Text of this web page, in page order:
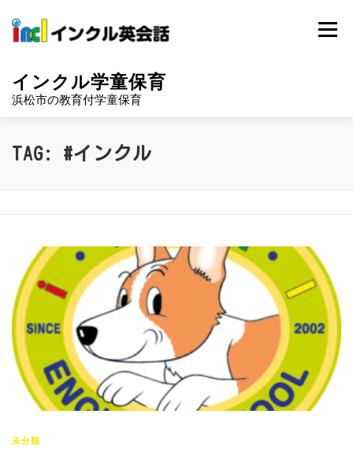
content
インクル学童保育
浜松市の教育付学童保育
Menu
インクル学童保育の特徴
TAG: #インクル
未分類